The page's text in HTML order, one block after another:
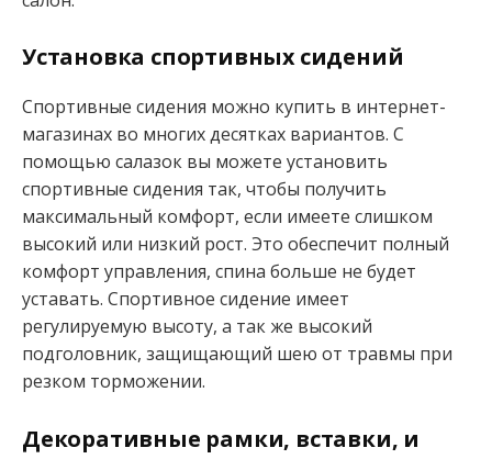
Установка спортивных сидений
Спортивные сидения можно купить в интернет-
магазинах во многих десятках вариантов. С
помощью салазок вы можете установить
спортивные сидения так, чтобы получить
максимальный комфорт, если имеете слишком
высокий или низкий рост. Это обеспечит полный
комфорт управления, спина больше не будет
уставать. Спортивное сидение имеет
регулируемую высоту, а так же высокий
подголовник, защищающий шею от травмы при
резком торможении.
Декоративные рамки, вставки, и